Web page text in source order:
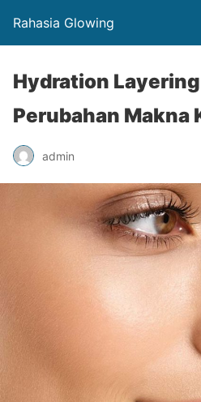
Rahasia Glowing
Hydration
Perubahan Makna
admin